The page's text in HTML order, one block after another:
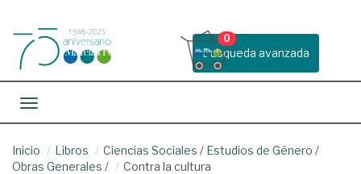
Busqueda avanzada
0
Toggle navigation
Inicio Libros Ciencias Sociales / Estudios de Género /
Obras Generales / Contra la cultura